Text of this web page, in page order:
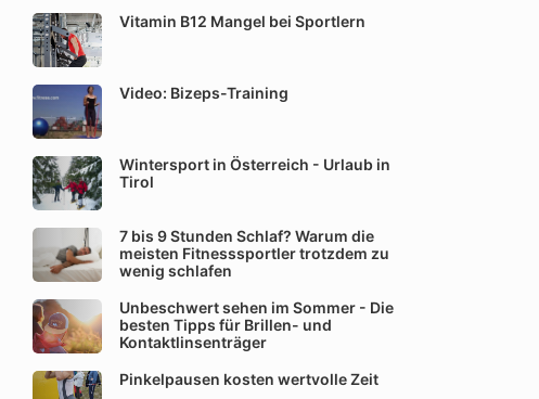
Vitamin B12 Mangel bei Sportlern
Video: Bizeps-Training
Wintersport in Österreich - Urlaub in
Tirol
7 bis 9 Stunden Schlaf? Warum die
meisten Fitnesssportler trotzdem zu
wenig schlafen
Unbeschwert sehen im Sommer - Die
besten Tipps für Brillen- und
Kontaktlinsenträger
Pinkelpausen kosten wertvolle Zeit